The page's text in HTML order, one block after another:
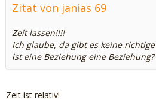
Zitat von janias 69
Zeit lassen!!!!
Ich glaube, da gibt es keine
ist eine Beziehung eine Beziehung?
Zeit ist relativ!